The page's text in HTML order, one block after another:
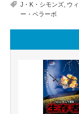
J・K・シモンズ ウ
ー・ペラーボ